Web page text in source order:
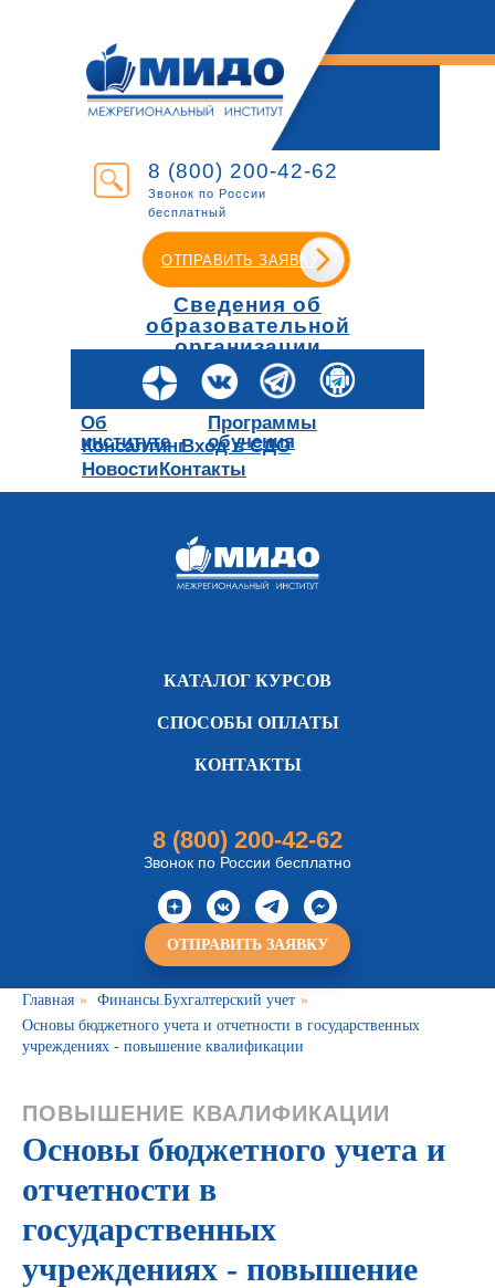
8 (800) 200-42-62
Звонок по России
бесплатный
ОТПРАВИТЬ ЗАЯВКУ
Сведения об
образовательной
организации
Об
институте
Программы
обучения
Консалтинг
Новости
Вход в СДО
Контакты
КАТАЛОГ КУРСОВ
СПОСОБЫ ОПЛАТЫ
КОНТАКТЫ
8 (800) 200-42-62
Звонок по России бесплатно
ОТПРАВИТЬ ЗАЯВКУ
Главная » Финансы.Бухгалтерский учет »
Основы бюджетного учета и отчетности в государственных
учреждениях - повышение квалификации
ПОВЫШЕНИЕ КВАЛИФИКАЦИИ
Основы бюджетного учета и
отчетности в
государственных
учреждениях - повышение